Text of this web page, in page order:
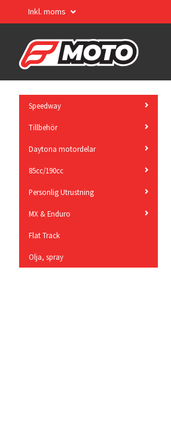
Inkl. moms
Speedway
Tillbehör
Daytona motordelar
85cc/190cc
Personlig Utrustning
MX & Enduro
Flat Track
Olja, spray